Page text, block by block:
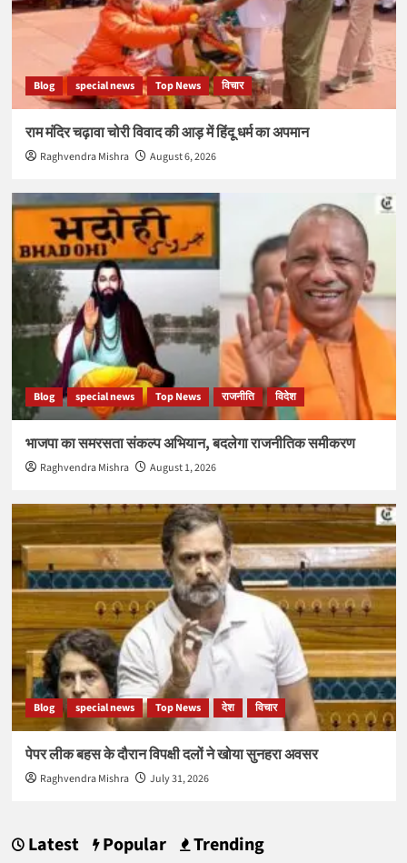
Blog special news Top News विचार
राम मंदिर चढ़ावा चोरी विवाद की आड़ में हिंदू धर्म का अपमान
Raghvendra Mishra August 6, 2026
Blog special news Top News राजनीति विदेश
भाजपा का समरसता संकल्प अभियान, बदलेगा राजनीतिक समीकरण
Raghvendra Mishra August 1, 2026
Blog special news Top News देश विचार
पेपर लीक बहस के दौरान विपक्षी दलों ने खोया सुनहरा अवसर
Raghvendra Mishra July 31, 2026
Latest Popular Trending